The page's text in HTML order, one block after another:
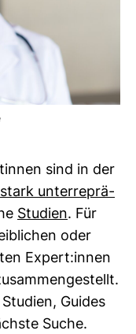
sind in der
stark unter­re­prä­
Stu­dien. Für
oder
Expert:innen
Guides
Suche.